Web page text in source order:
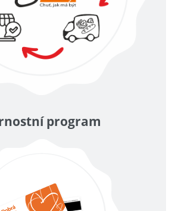
program